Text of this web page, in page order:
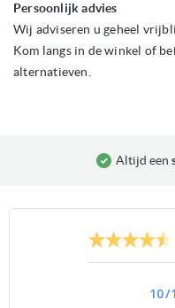
Persoonlijk advies
Wij adviseren u geheel
Kom langs in de winkel of
alternatieven.
Altijd een
10/